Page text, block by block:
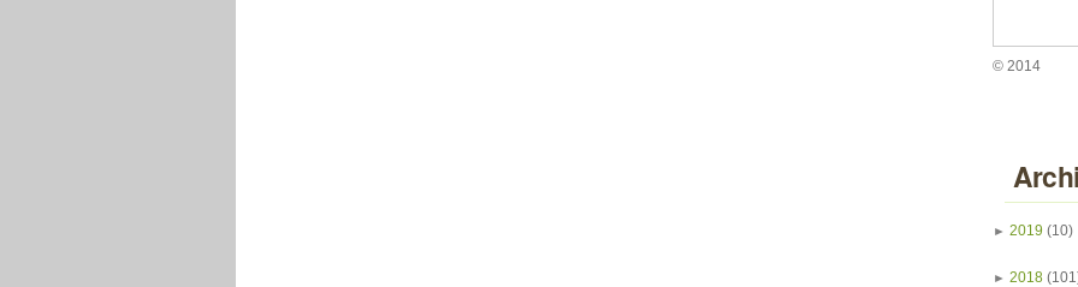
© 2014
► 2019 (10)
► 2018